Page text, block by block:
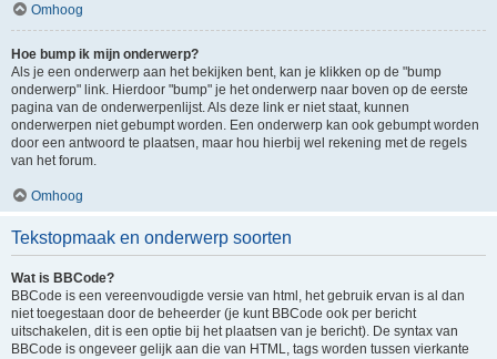
Omhoog
Hoe bump ik mijn onderwerp?
Als je een onderwerp aan het bekijken bent, kan je klikken op de "bump
onderwerp" link. Hierdoor "bump" je het onderwerp naar boven op de eerste
pagina van de onderwerpenlijst. Als deze link er niet staat, kunnen
onderwerpen niet gebumpt worden. Een onderwerp kan ook gebumpt worden
door een antwoord te plaatsen, maar hou hierbij wel rekening met de regels
van het forum.
Omhoog
Tekstopmaak en onderwerp soorten
Wat is BBCode?
BBCode is een vereenvoudigde versie van html, het gebruik ervan is al dan
niet toegestaan door de beheerder (je kunt BBCode ook per bericht
uitschakelen, dit is een optie bij het plaatsen van je bericht). De syntax van
BBCode is ongeveer gelijk aan die van HTML, tags worden tussen vierkante